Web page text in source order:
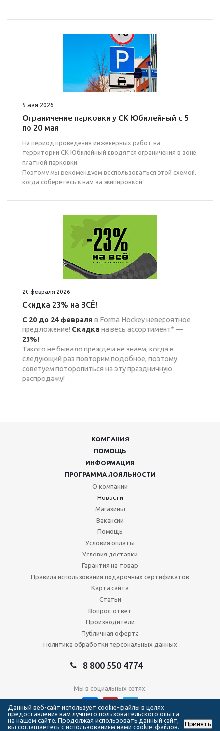
5 мая 2026
Ограничение парковки у СК Юбилейный с 5
по 20 мая
На период проведения инженерных работ на
территории СК Юбилейный вводятся ограничения в зоне
платной парковки.
Поэтому мы рекомендуем воспользоваться этой схемой,
когда соберетесь к нам за экипировкой.
20 февраля 2026
Скидка 23% на ВСË!
С 20 до 24 февраля в Forma Hockey невероятное
предложение! Скидка на весь ассортимент* —
23%!
Такого не бывало прежде и не знаем, когда в
следующий раз повторим подобное, поэтому
советуем поторопиться на эту праздничную
распродажу!
КОМПАНИЯ
ПОМОЩЬ
ИНФОРМАЦИЯ
ПРОГРАММА ЛОЯЛЬНОСТИ
О компании
Новости
Магазины
Вакансии
Помощь
Условия оплаты
Условия доставки
Гарантия на товар
Правила использования подарочных сертификатов
Карта сайта
Статьи
Вопрос-ответ
Производители
Публичная оферта
Политика обработки персональных данных
8 800 550 4774
Мы в социальных сетях:
2026 © Сеть магазинов Forma Hockey
Данный веб-сайт использует cookie-файлы в целях
предоставления вам лучшего пользовательского опыта
на нашем сайте. Продолжая использовать данный сайт,
вы соглашаетесь с использованием нами cookie-файлов.
Принять